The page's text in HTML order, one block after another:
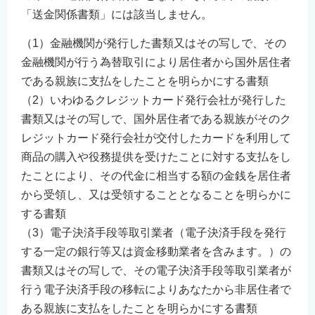
「送金関係書類」には該当しません。
（1）金融機関が発行した書類又はその写しで、その
金融機関が行う為替取引により居住者から国外居住者
である親族に支払をしたことを明らかにする書類
（2）いわゆるクレジットカード発行会社が発行した
書類又はその写しで、国外居住者である親族がそのク
レジットカード発行会社が交付したカードを利用して
商品の購入や役務提供を受けたことに対する支払をし
たことにより、その代金に相当する額の金銭を居住者
から受領し、又は受領することとなることを明らかに
する書類
（3）電子決済手段等取引業者（電子決済手段を発行
する一定の銀行等又は資金移動業者を含みます。）の
書類又はその写しで、その電子決済手段等取引業者が
行う電子決済手段の移転によりあなたから非居住者で
ある親族に支払をしたことを明らかにする書類